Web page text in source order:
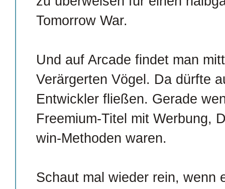
Tomorrow War.
Und auf Arcade findet man
Verärgerten Vögel. Da dürfte
Entwickler fließen. Gerade
Freemium-Titel mit Werbung,
win-Methoden waren.
Schaut mal wieder rein, wenn